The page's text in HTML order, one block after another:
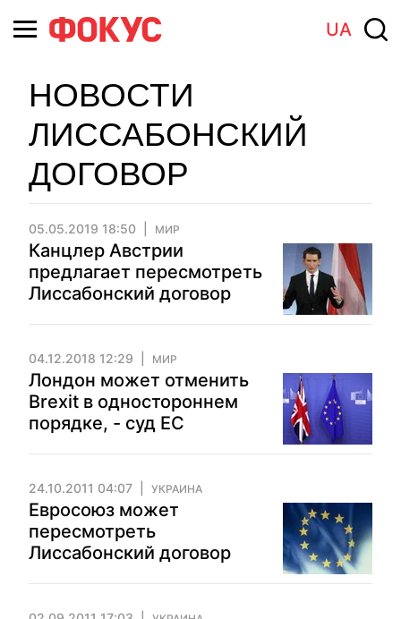
UA
НОВОСТИ
ЛИССАБОНСКИЙ
ДОГОВОР
05.05.2019 18:50 МИР
Канцлер Австрии
предлагает пересмотреть
Лиссабонский договор
04.12.2018 12:29 МИР
Лондон может отменить
Brexit в одностороннем
порядке, - суд ЕС
24.10.2011 04:07 УКРАИНА
Евросоюз может
пересмотреть
Лиссабонский договор